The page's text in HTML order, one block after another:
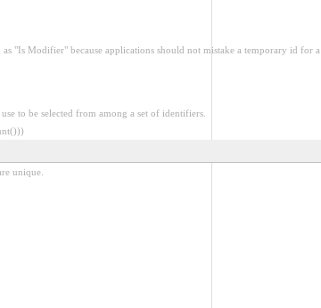
Modifier" because applications should not mistake a temporary id for a
to be selected from among a set of identifiers.
unique.